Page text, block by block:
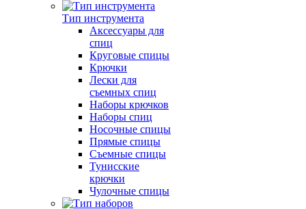
Тип инструмента
Аксессуары для
спиц
Круговые спицы
Крючки
Лески для
съемных спиц
Наборы крючков
Наборы спиц
Носочные спицы
Прямые спицы
Съемные спицы
Тунисские
крючки
Чулочные спицы